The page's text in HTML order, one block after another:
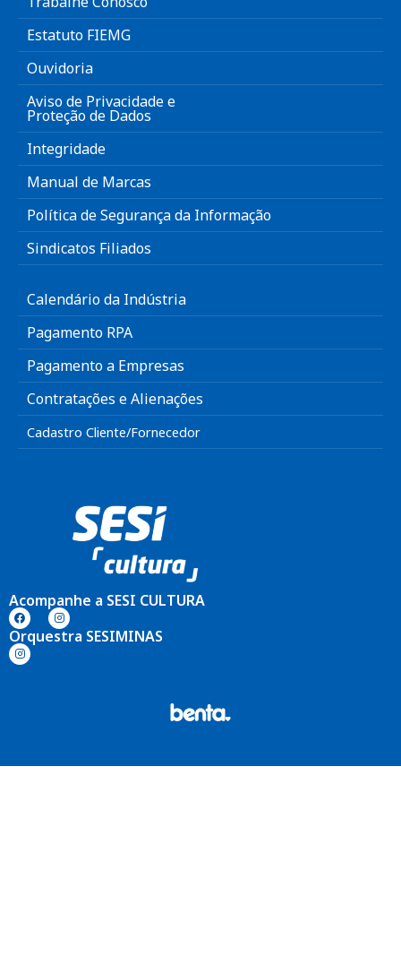
Estatuto FIEMG
Ouvidoria
Aviso de Privacidade e
Proteção de Dados
Integridade
Manual de Marcas
Política de Segurança da Informação
Sindicatos Filiados
Calendário da Indústria
Pagamento RPA
Pagamento a Empresas
Contratações e Alienações
Cadastro Cliente/Fornecedor
Acompanhe a SESI CULTURA
Orquestra SESIMINAS